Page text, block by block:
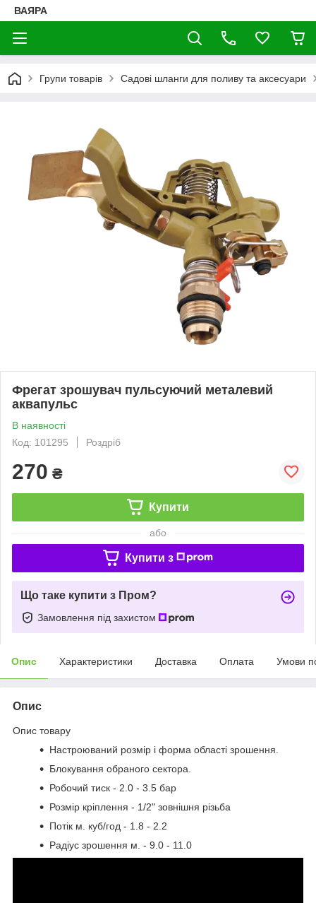
ВАЯРА
Групи товарів Садові шланги для поливу та аксесуари
Фрегат зрошувач пульсуючий металевий
аквапульс
В наявності
Код: 101295
Роздріб
270 ₴
Купити
або
Купити з
Що таке купити з Пром?
Замовлення під захистом
Опис Характеристики Доставка Оплата Умови
Опис
Опис товару
Настроюваний розмір і форма області зрошення.
Блокування обраного сектора.
Робочий тиск - 2.0 - 3.5 бар
Розмір кріплення - 1/2" зовнішня різьба
Потік м. куб/год - 1.8 - 2.2
Радіус зрошення м. - 9.0 - 11.0